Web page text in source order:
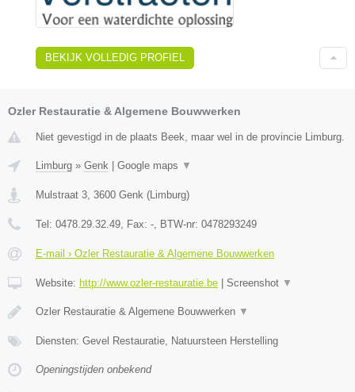
BEKIJK VOLLEDIG PROFIEL
Ozler Restauratie & Algemene Bouwwerken
Niet gevestigd in de plaats Beek, maar wel in de provincie Limburg.
Limburg » Genk Google maps ▼
Mulstraat 3 3600 Genk ( Limburg)
Tel: 0478.29.32.49 , Fax: - , BTW-nr: 0478293249
E-mail › Ozler Restauratie & Algemene Bouwwerken
Website: http://www.ozler-restauratie.be Screenshot ▼
Ozler Restauratie & Algemene Bouwwerken ▼
Diensten: Gevel Restauratie, Natuursteen Herstelling
Openingstijden onbekend